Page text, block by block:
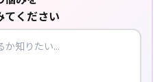
てください